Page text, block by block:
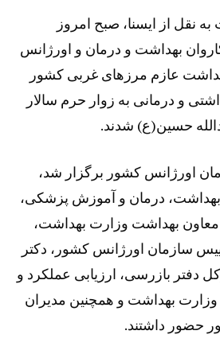
نقل از ایسنا، صبح امروز
مرداد، کاروان بهداشت و درمان و اورژانس
عازم مرزهای غربی کشور
و درمانی به زوار حرم سالار
حسین(ع) شدند.
اورژانس کشور برگزار شد،
بهداشت، درمان و آموزش پزشکی،
بهداشت وزارت بهداشت،
سازمان اورژانس کشور، دکتر
دفتر بازرسی، ارزیابی عملکرد و
بهداشت و همچنین مدیران
حضور داشتند.